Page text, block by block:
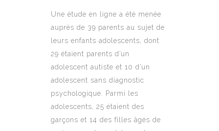
Une étude en ligne a été menée
auprès de 39 parents au sujet de
leurs enfants adolescents, dont
29 étaient parents d’un
adolescent autiste et 10 d’un
adolescent sans diagnostic
psychologique. Parmi les
adolescents, 25 étaient des
garçons et 14 des filles âgés de